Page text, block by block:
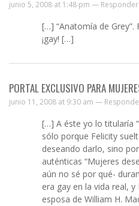
junio 5, 2008 at 1:48 pm — Responder
[…] “Anatomía de
¡gay! […]
PORTAL EXCLUSIVO PARA
junio 11, 2008 at 9:30 am —
[…] A éste yo lo titularía
sólo porque Felicity
deseando darlo, sino
auténticas “Mujeres
aún no sé por qué-
era gay en la vida real,
esposa de William H.